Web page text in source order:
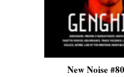
New Noise